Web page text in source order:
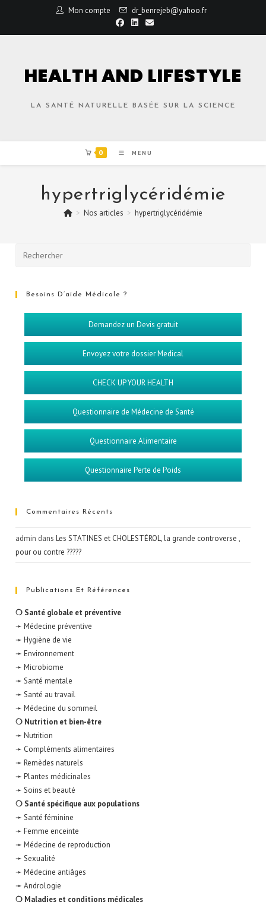
Mon compte dr_benrejeb@yahoo.fr
HEALTH AND LIFESTYLE
LA SANTÉ NATURELLE BASÉE SUR LA SCIENCE
0 MENU
hypertriglycéridémie
> Nos articles > hypertriglycéridémie
Besoins D’aide Médicale ?
Demandez un Devis gratuit
Envoyez votre dossier Medical
CHECK UP YOUR HEALTH
Questionnaire de Médecine de Santé
Questionnaire Alimentaire
Questionnaire Perte de Poids
Commentaires Récents
admin dansLes STATINES et CHOLESTÉROL, la grande controverse ,
pour ou contre ?????
Publications Et Références
❍ Santé globale et préventive
➛ Médecine préventive
➛ Hygiène de vie
➛ Environnement
➛ Microbiome
➛ Santé mentale
➛ Santé au travail
➛ Médecine du sommeil
❍ Nutrition et bien-être
➛ Nutrition
➛ Compléments alimentaires
➛ Remèdes naturels
➛ Plantes médicinales
➛ Soins et beauté
❍ Santé spécifique aux populations
➛ Santé féminine
➛ Femme enceinte
➛ Médecine de reproduction
➛ Sexualité
➛ Médecine antiâges
➛ Andrologie
❍ Maladies et conditions médicales